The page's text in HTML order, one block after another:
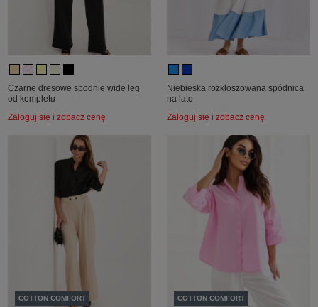
Czarne dresowe spodnie wide leg
od kompletu
Zaloguj się i zobacz cenę
Niebieska rozkloszowana spódnica
na lato
Zaloguj się i zobacz cenę
COTTON COMFORT COTTON COMFORT